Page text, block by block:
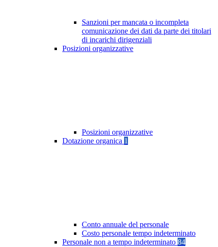
Sanzioni per mancata o incompleta
comunicazione dei dati da parte dei titolari
di incarichi dirigenziali
Posizioni organizzative
Posizioni organizzative
Dotazione organica 1
Conto annuale del personale
Costo personale tempo indeterminato
Personale non a tempo indeterminato 84